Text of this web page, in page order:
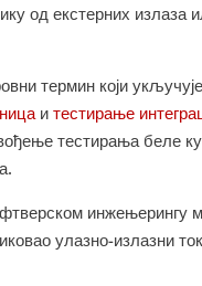
од екстерних излаза
термин који
итестирање
тестирања беле
инжењерингу
улазно-излазни